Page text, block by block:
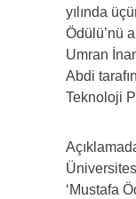
yılında
Ödülü’nü
Umran
Abdi
Teknoloji
‘Mustafa